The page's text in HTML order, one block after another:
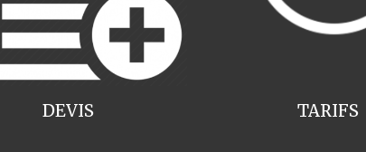
TARIFS
DEVIS